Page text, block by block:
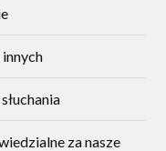
za nasze